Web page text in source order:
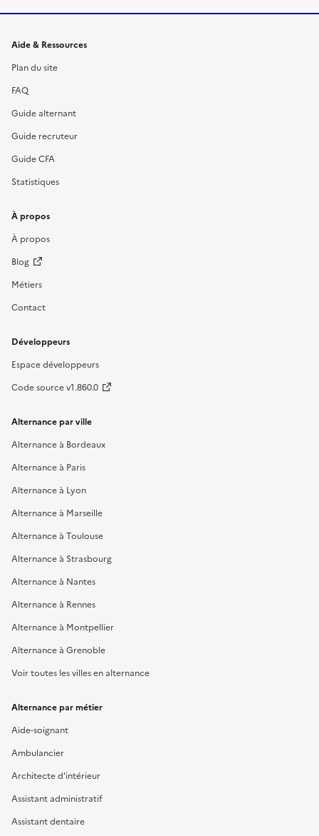
Informations et liens du site
Aide & Ressources
Plan du site
FAQ
Guide alternant
Guide recruteur
Guide CFA
Statistiques
À propos
À propos
Blog
Métiers
Contact
Développeurs
Espace développeurs
Code source v1.860.0
Alternance par ville
Alternance à Bordeaux
Alternance à Paris
Alternance à Lyon
Alternance à Marseille
Alternance à Toulouse
Alternance à Strasbourg
Alternance à Nantes
Alternance à Rennes
Alternance à Montpellier
Alternance à Grenoble
Voir toutes les villes en alternance
Alternance par métier
Aide-soignant
Ambulancier
Architecte d'intérieur
Assistant administratif
Assistant dentaire